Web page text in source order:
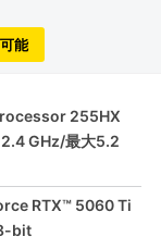
能
255HX
GHz/最大5.2
RTX™ 5060 Ti
bit